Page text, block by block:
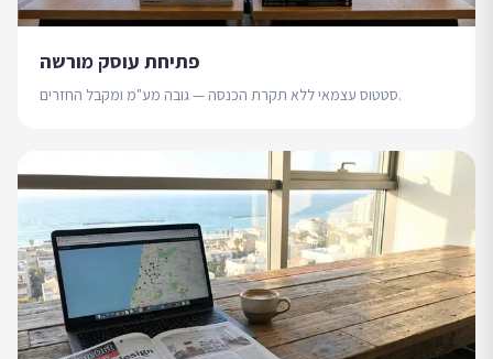
פתיחת עוסק מורשה
סטטוס עצמאי ללא תקרת הכנסה — גובה מע"מ ומקבל החזרים.